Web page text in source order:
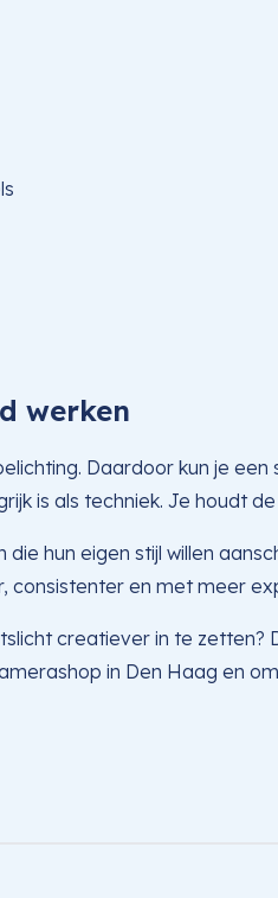
werken
Daardoor kun je
is als techniek. Je houdt
hun eigen stijl willen
consistenter en met meer
creatiever in te zetten?
in Den Haag en